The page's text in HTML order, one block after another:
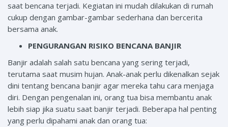
saat bencana terjadi. Kegiatan ini mudah dilakukan di rumah
cukup dengan gambar-gambar sederhana dan bercerita
bersama anak.
PENGURANGAN RISIKO BENCANA BANJIR
Banjir adalah salah satu bencana yang sering terjadi,
terutama saat musim hujan. Anak-anak perlu dikenalkan sejak
dini tentang bencana banjir agar mereka tahu cara menjaga
diri. Dengan pengenalan ini, orang tua bisa membantu anak
lebih siap jika suatu saat banjir terjadi. Beberapa hal penting
yang perlu dipahami anak dan orang tua: